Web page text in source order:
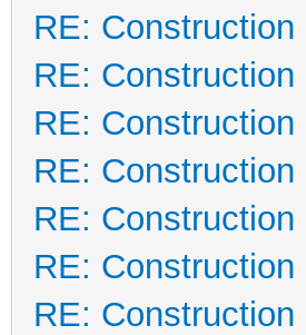
RE:
RE:
RE:
RE:
RE:
RE:
RE: